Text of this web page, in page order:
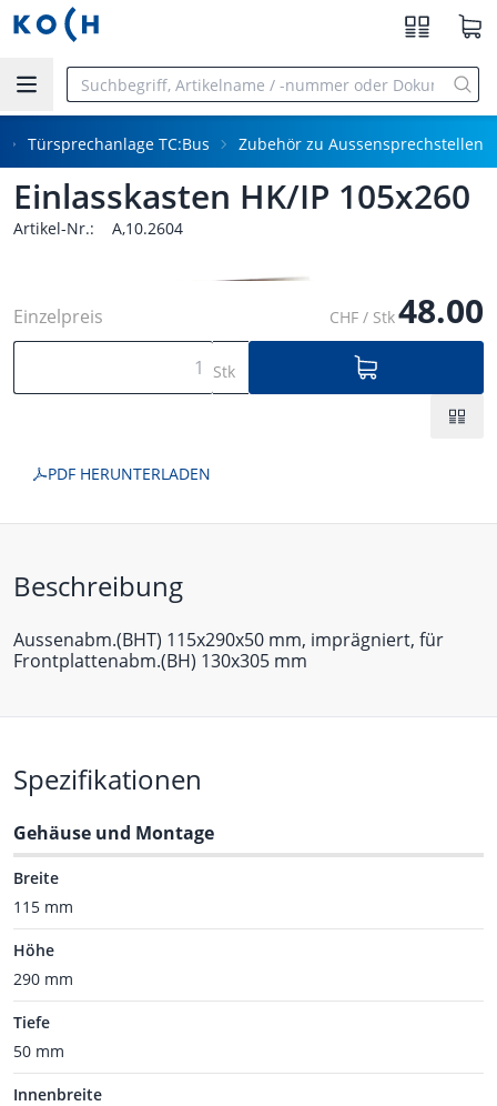
Zum Hauptinhalt springen
Türsprechanlage TC:Bus Zubehör zu Aussensprechstellen
Einlasskasten HK/IP 105x260
Artikel-Nr.: A,10.2604
Einzelpreis CHF / Stk48.00
Stk
PDF HERUNTERLADEN
Beschreibung
Aussenabm.(BHT) 115x290x50 mm, imprägniert, für
Frontplattenabm.(BH) 130x305 mm
Spezifikationen
Gehäuse und Montage
Breite
115 mm
Höhe
290 mm
Tiefe
50 mm
Innenbreite